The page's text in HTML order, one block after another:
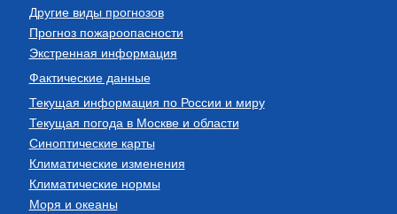
Другие виды прогнозов
Прогноз пожароопасности
Экстренная информация
Фактические данные
Текущая информация по России и миру
Текущая погода в Москве и области
Синоптические карты
Климатические изменения
Климатические нормы
Моря и океаны